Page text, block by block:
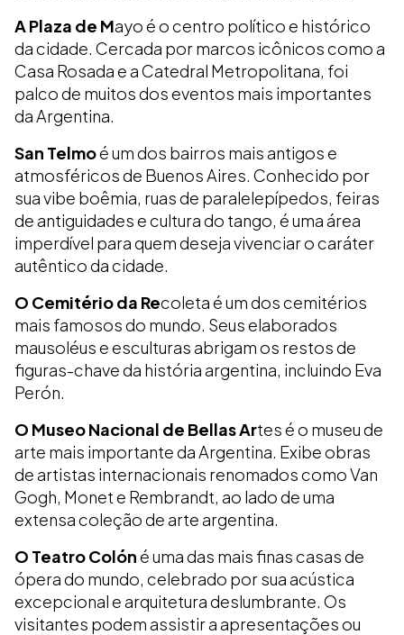
A Plaza de Mayo é o centro político e histórico
da cidade. Cercada por marcos icônicos como a
Casa Rosada e a Catedral Metropolitana, foi
palco de muitos dos eventos mais importantes
da Argentina.
San Telmoé um dos bairros mais antigos e
atmosféricos de Buenos Aires. Conhecido por
sua vibe boêmia, ruas de paralelepípedos, feiras
de antiguidades e cultura do tango, é uma área
imperdível para quem deseja vivenciar o caráter
autêntico da cidade.
O Cemitério da Recoleta é um dos cemitérios
mais famosos do mundo. Seus elaborados
mausoléus e esculturas abrigam os restos de
figuras-chave da história argentina, incluindo Eva
Perón.
O Museo Nacional de Bellas Artes é o museu de
arte mais importante da Argentina. Exibe obras
de artistas internacionais renomados como Van
Gogh, Monet e Rembrandt, ao lado de uma
extensa coleção de arte argentina.
O Teatro Colóné uma das mais finas casas de
ópera do mundo, celebrado por sua acústica
excepcional e arquitetura deslumbrante. Os
visitantes podem assistir a apresentações ou